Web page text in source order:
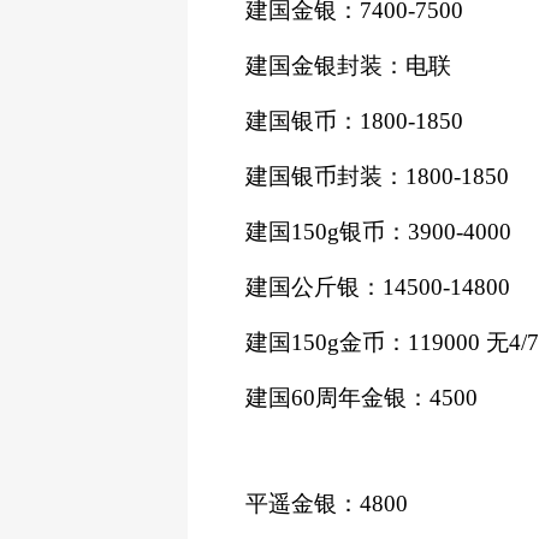
建国金银： 7400-7500
建国金银封装：电联
建国银币： 1800-1850
建国银币封装： 1800-1850
建国150g银币： 3900-4000
建国公斤银： 14500-14800
建国150g金币：119000 无4/7
建国60周年金银：4500
平遥金银： 4800